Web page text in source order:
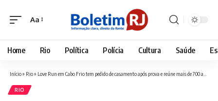
Font
Aa
Home Rio Política Polícia Cultura Saúde
Início» Rio» Love Run em Cabo Frio tem pedido de casamento após prova e reúne mais de 700 atletas
RIO